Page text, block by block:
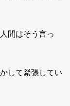
間はそう言っ
して緊張してい